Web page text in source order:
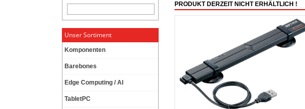
Unser Sortiment
Komponenten
Barebones
Edge Computing / AI
TabletPC
PRODUKT DERZEIT NICHT ERHÄLTLICH !